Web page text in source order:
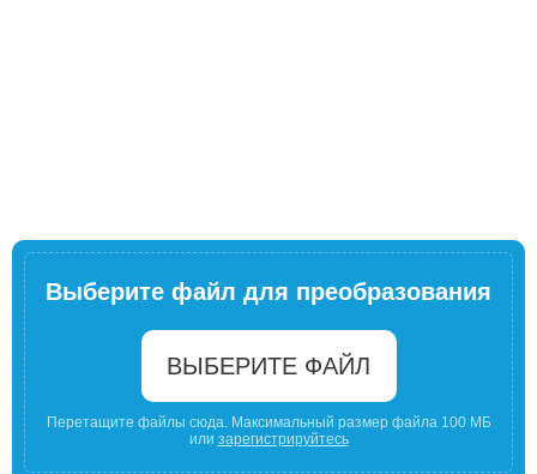
Выберите файл для преобразования
ВЫБЕРИТЕ ФАЙЛ
Перетащите файлы сюда. Максимальный размер файла 100 МБ
или зарегистрируйтесь